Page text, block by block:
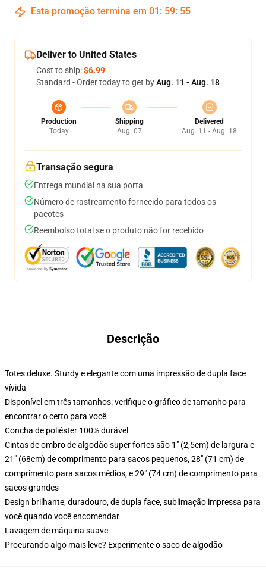
Esta promoção termina em 01 : 59: 54
Deliver to United States
Cost to ship:$6.99
Standard - Order today to get byAug. 11 - Aug. 18
Production
Today
Shipping
Aug. 07
Delivered
Aug. 11 - Aug. 18
Transação segura
Entrega mundial na sua porta
Número de rastreamento fornecido para todos os
pacotes
Reembolso total se o produto não for recebido
Descrição
Totes deluxe. Sturdy e elegante com uma impressão de dupla face
vívida
Disponível em três tamanhos: verifique o gráfico de tamanho para
encontrar o certo para você
Concha de poliéster 100% durável
Cintas de ombro de algodão super fortes são 1" (2,5cm) de largura e
21" (68cm) de comprimento para sacos pequenos, 28" (71 cm) de
comprimento para sacos médios, e 29" (74 cm) de comprimento para
sacos grandes
Design brilhante, duradouro, de dupla face, sublimação impressa para
você quando você encomendar
Lavagem de máquina suave
Procurando algo mais leve? Experimente o saco de algodão